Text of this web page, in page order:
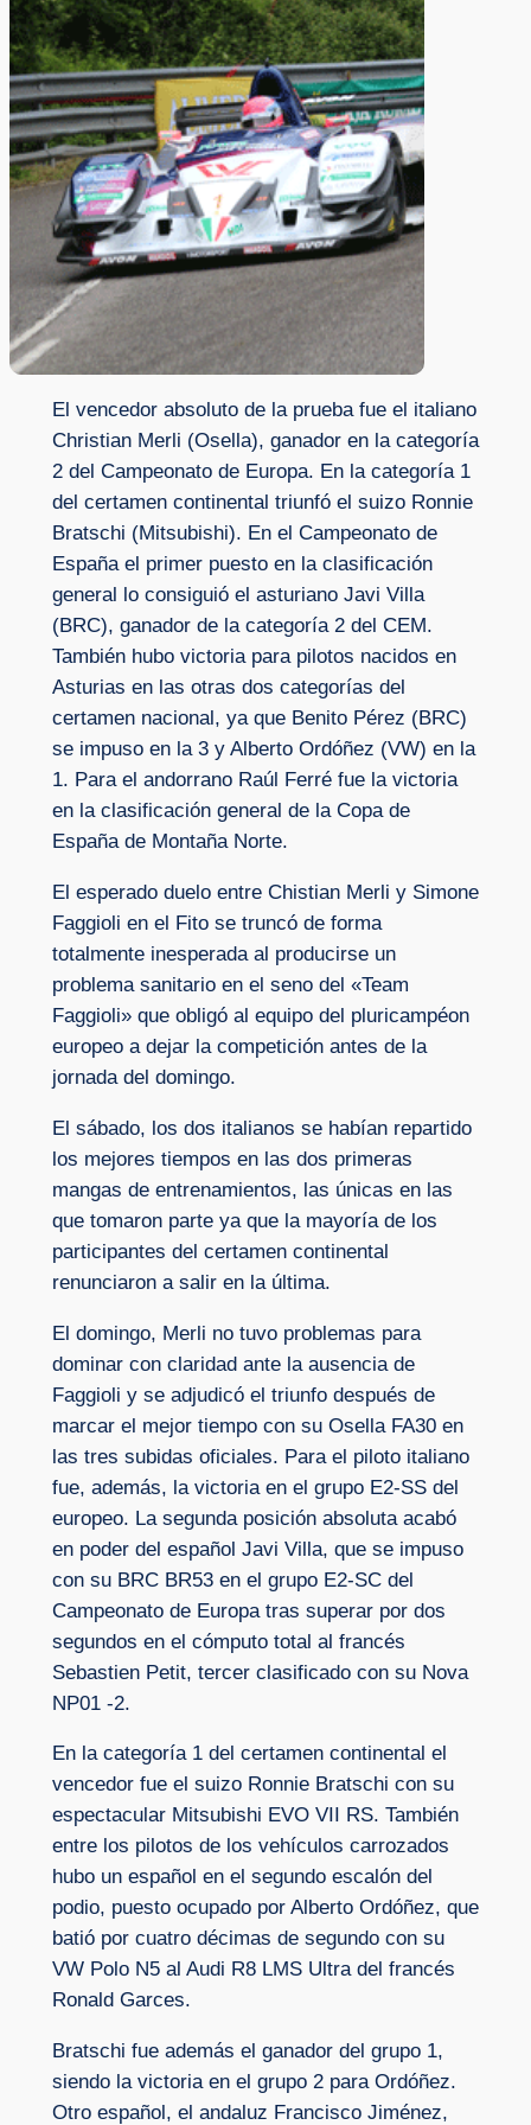
El vencedor absoluto de la prueba fue el italiano
Christian Merli (Osella), ganador en la categoría
2 del Campeonato de Europa. En la categoría 1
del certamen continental triunfó el suizo Ronnie
Bratschi (Mitsubishi). En el Campeonato de
España el primer puesto en la clasificación
general lo consiguió el asturiano Javi Villa
(BRC), ganador de la categoría 2 del CEM.
También hubo victoria para pilotos nacidos en
Asturias en las otras dos categorías del
certamen nacional, ya que Benito Pérez (BRC)
se impuso en la 3 y Alberto Ordóñez (VW) en la
1. Para el andorrano Raúl Ferré fue la victoria
en la clasificación general de la Copa de
España de Montaña Norte.
El esperado duelo entre Chistian Merli y Simone
Faggioli en el Fito se truncó de forma
totalmente inesperada al producirse un
problema sanitario en el seno del «Team
Faggioli» que obligó al equipo del pluricampéon
europeo a dejar la competición antes de la
jornada del domingo.
El sábado, los dos italianos se habían repartido
los mejores tiempos en las dos primeras
mangas de entrenamientos, las únicas en las
que tomaron parte ya que la mayoría de los
participantes del certamen continental
renunciaron a salir en la última.
El domingo, Merli no tuvo problemas para
dominar con claridad ante la ausencia de
Faggioli y se adjudicó el triunfo después de
marcar el mejor tiempo con su Osella FA30 en
las tres subidas oficiales. Para el piloto italiano
fue, además, la victoria en el grupo E2-SS del
europeo. La segunda posición absoluta acabó
en poder del español Javi Villa, que se impuso
con su BRC BR53 en el grupo E2-SC del
Campeonato de Europa tras superar por dos
segundos en el cómputo total al francés
Sebastien Petit, tercer clasificado con su Nova
NP01 -2.
En la categoría 1 del certamen continental el
vencedor fue el suizo Ronnie Bratschi con su
espectacular Mitsubishi EVO VII RS. También
entre los pilotos de los vehículos carrozados
hubo un español en el segundo escalón del
podio, puesto ocupado por Alberto Ordóñez, que
batió por cuatro décimas de segundo con su
VW Polo N5 al Audi R8 LMS Ultra del francés
Ronald Garces.
Bratschi fue además el ganador del grupo 1,
siendo la victoria en el grupo 2 para Ordóñez.
Otro español, el andaluz Francisco Jiménez,